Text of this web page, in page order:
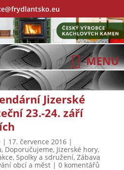
Jizerské
23.-24. září
| 17. července 2016|
, Doporučujeme, Jizerské hory,
, Spolky a sdružení, Zábava
obcí a měst| 0 komentářů